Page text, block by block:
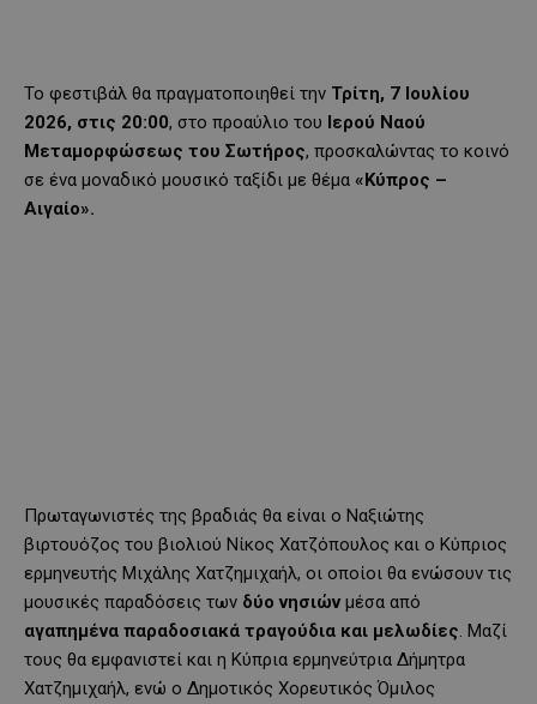
Το φεστιβάλ θα πραγματοποιηθεί την Τρίτη, 7 Ιουλίου
2026, στις 20:00, στο προαύλιο του Ιερού Ναού
Μεταμορφώσεως του Σωτήρος, προσκαλώντας το κοινό
σε ένα μοναδικό μουσικό ταξίδι με θέμα «Κύπρος –
Αιγαίο».
Πρωταγωνιστές της βραδιάς θα είναι ο Ναξιώτης
βιρτουόζος του βιολιού Νίκος Χατζόπουλος και ο Κύπριος
ερμηνευτής Μιχάλης Χατζημιχαήλ, οι οποίοι θα ενώσουν τις
μουσικές παραδόσεις των δύο νησιών μέσα από
αγαπημένα παραδοσιακά τραγούδια και μελωδίες. Μαζί
τους θα εμφανιστεί και η Κύπρια ερμηνεύτρια Δήμητρα
Χατζημιχαήλ, ενώ ο Δημοτικός Χορευτικός Όμιλος